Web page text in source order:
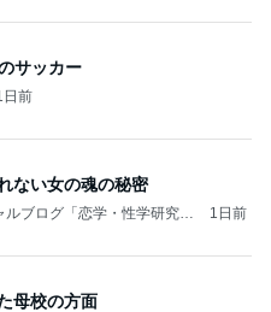
サッカー
日前
ない女の魂の秘密
ルブログ「恋学・性学研究
1日前
母校の方面